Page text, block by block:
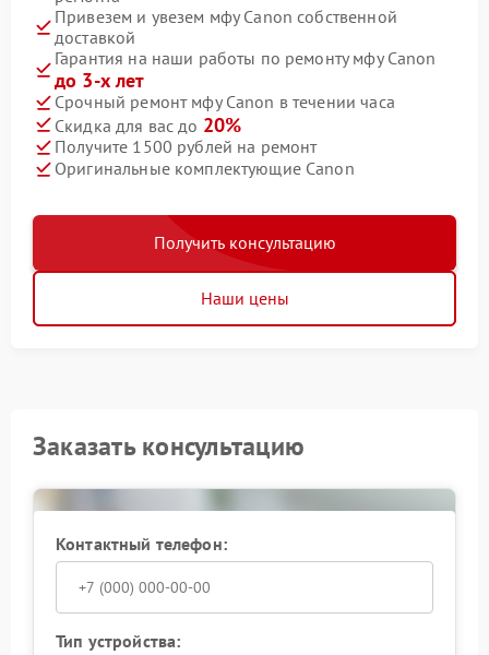
Привезем и увезем мфу Canon собственной
доставкой
Гарантия на наши работы по ремонту мфу Canon
до 3-х лет
Срочный ремонт мфу Canon в течении часа
Скидка для вас до 20%
Получите 1500 рублей на ремонт
Оригинальные комплектующие Canon
Получить консультацию
Наши цены
Заказать консультацию
Контактный телефон:
Тип устройства: